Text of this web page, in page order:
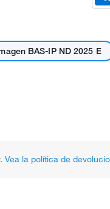
BAS-IP ND 2025 E
Vea la política de